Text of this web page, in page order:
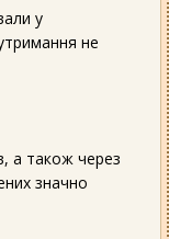
у
не
а також через
значно